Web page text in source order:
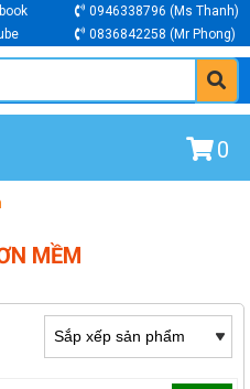
0946338796 (Ms Thanh)
0836842258 (Mr Phong)
0
MỀM